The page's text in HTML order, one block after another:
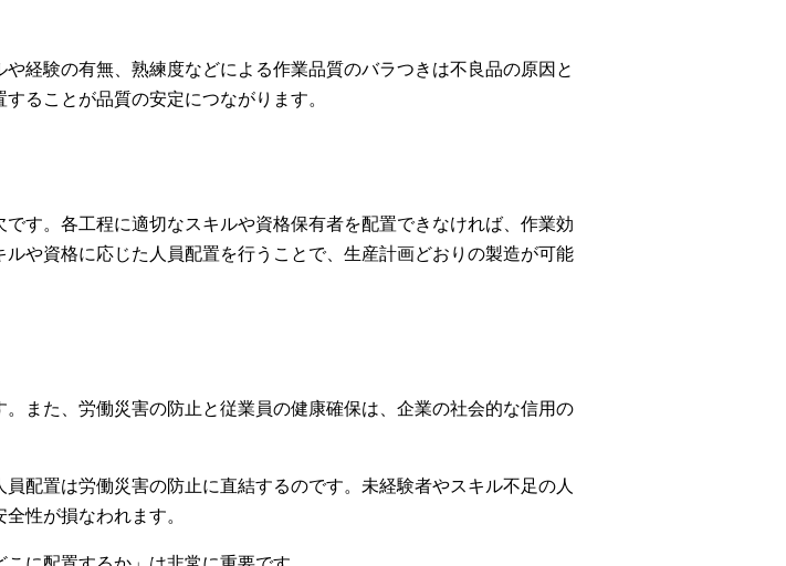
経験の有無、熟練度などによる作業品質のバラつきは不良品の原因と
ることが品質の安定につながります。
す。各工程に適切なスキルや資格保有者を配置できなければ、作業効
や資格に応じた人員配置を行うことで、生産計画どおりの製造が可能
また、労働災害の防止と従業員の健康確保は、企業の社会的な信用の
配置は労働災害の防止に直結するのです。未経験者やスキル不足の人
性が損なわれます。